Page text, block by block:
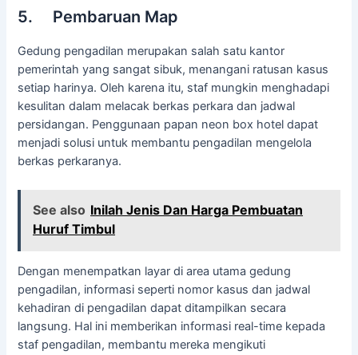
5. Pembaruan Map
Gedung pengadilan merupakan salah satu kantor
pemerintah yang sangat sibuk, menangani ratusan kasus
setiap harinya. Oleh karena itu, staf mungkin menghadapi
kesulitan dalam melacak berkas perkara dan jadwal
persidangan. Penggunaan papan neon box hotel dapat
menjadi solusi untuk membantu pengadilan mengelola
berkas perkaranya.
See also Inilah Jenis Dan Harga Pembuatan
Huruf Timbul
Dengan menempatkan layar di area utama gedung
pengadilan, informasi seperti nomor kasus dan jadwal
kehadiran di pengadilan dapat ditampilkan secara
langsung. Hal ini memberikan informasi real-time kepada
staf pengadilan, membantu mereka mengikuti